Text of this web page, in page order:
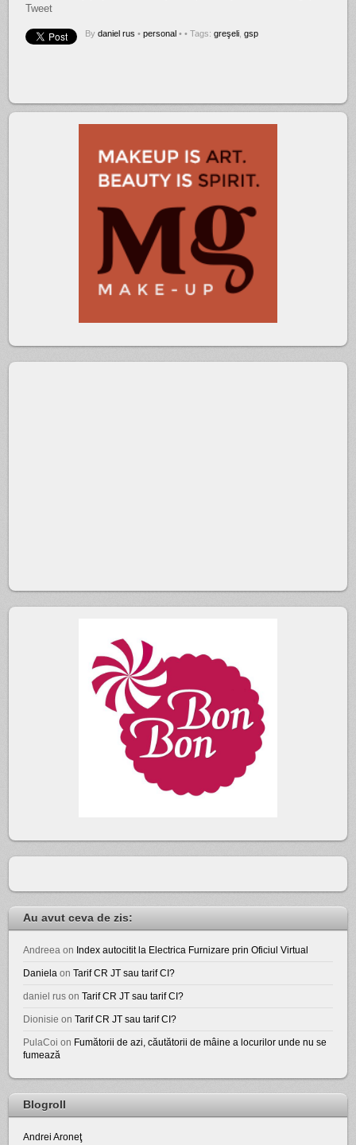
Tweet
Bydaniel rus • personal • • Tags:greşeli ,gsp
Au avut ceva de zis:
Andreea on Index autocitit la Electrica Furnizare prin Oficiul Virtual
Daniela onTarif CR JT sau tarif CI?
daniel rus onTarif CR JT sau tarif CI?
Dionisie onTarif CR JT sau tarif CI?
PulaCoi on Fumătorii de azi, căutătorii de mâine a locurilor unde nu se
fumează
Blogroll
Andrei Aroneţ